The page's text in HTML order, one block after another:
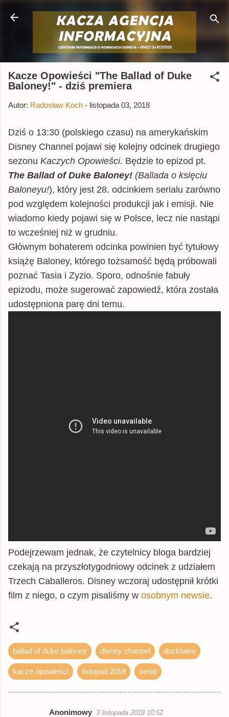
Przejdź do głównej zawartości
Kacze Opowieści "The Ballad of Duke
Baloney!" - dziś premiera
Autor: Radosław Koch - listopada 03, 2018
Dziś o 13:30 (polskiego czasu) na amerykańskim
Disney Channel pojawi się kolejny odcinek drugiego
sezonu Kaczych Opowieści. Będzie to epizod pt.
The Ballad of Duke Baloney! (Ballada o księciu
Baloneyu!), który jest 28. odcinkiem serialu zarówno
pod względem kolejności produkcji jak i emisji. Nie
wiadomo kiedy pojawi się w Polsce, lecz nie nastąpi
to wcześniej niż w grudniu.
Głównym bohaterem odcinka powinien być tytułowy
książę Baloney, którego tożsamość będą próbowali
poznać Tasia i Zyzio. Sporo, odnośnie fabuły
epizodu, może sugerować zapowiedź, która została
udostępniona parę dni temu.
Podejrzewam jednak, że czytelnicy bloga bardziej
czekają na przyszłotygodniowy odcinek z udziałem
Trzech Caballeros. Disney wczoraj udostępnił krótki
film z niego, o czym pisaliśmy w osobnym newsie.
ballad of duke baloney disney channel ducktales
kacze opowieści listopad 2018 serial
Anonimowy 3 listopada 2018 10:52